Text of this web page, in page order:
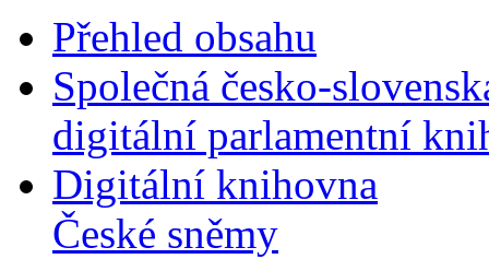
Přehled obsahu
Společná česko-
digitální parlamentní
Digitální knihovna
České sněmy